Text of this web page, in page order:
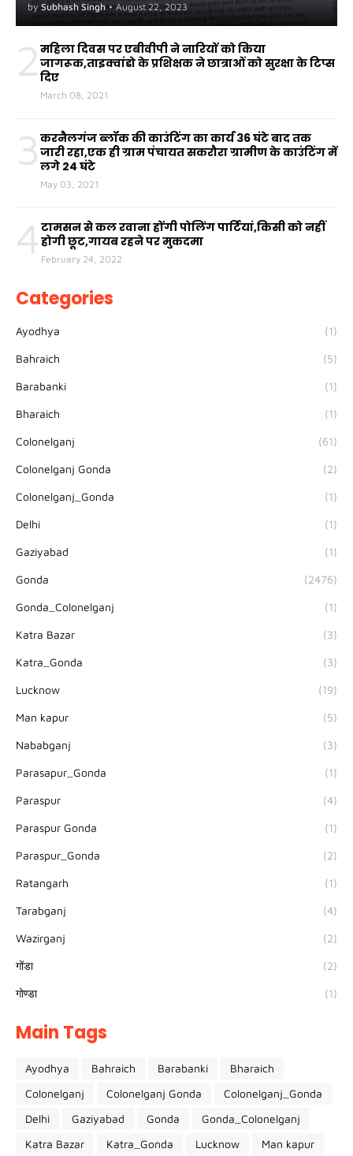
by Subhash Singh • August 22, 2023
2 महिला दिवस पर एबीवीपी ने नारियों को किया
जागरूक,ताइक्वांडो के प्रशिक्षक ने छात्राओं को सुरक्षा के टिप्स
दिए
March 08, 2021
3 करनैलगंज ब्लॉक की काउंटिंग का कार्य 36 घंटे बाद तक
जारी रहा,एक ही ग्राम पंचायत सकरौरा ग्रामीण के काउंटिंग में
लगे 24 घंटे
May 03, 2021
4 टामसन से कल रवाना होंगी पोलिंग पार्टियां,किसी को नहीं
होगी छूट,गायब रहने पर मुकदमा
February 24, 2022
Categories
Ayodhya (1)
Bahraich (5)
Barabanki (1)
Bharaich (1)
Colonelganj (61)
Colonelganj Gonda (2)
Colonelganj_Gonda (1)
Delhi (1)
Gaziyabad (1)
Gonda (2476)
Gonda_Colonelganj (1)
Katra Bazar (3)
Katra_Gonda (3)
Lucknow (19)
Man kapur (5)
Nababganj (3)
Parasapur_Gonda (1)
Paraspur (4)
Paraspur Gonda (1)
Paraspur_Gonda (2)
Ratangarh (1)
Tarabganj (4)
Wazirganj (2)
गोंडा (2)
गोण्डा (1)
Main Tags
Ayodhya Bahraich Barabanki
Bharaich
Colonelganj
Colonelganj Gonda
Colonelganj_Gonda
Delhi
Gaziyabad Gonda
Gonda_Colonelganj
Katra Bazar
Katra_Gonda Lucknow Man kapur